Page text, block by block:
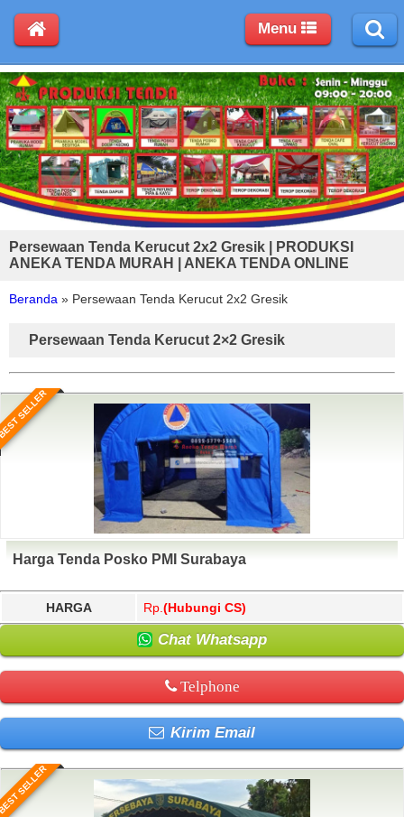
Persewaan Tenda Kerucut 2x2 Gresik | PRODUKSI
ANEKA TENDA MURAH | ANEKA TENDA ONLINE
Beranda » Persewaan Tenda Kerucut 2x2 Gresik
Persewaan Tenda Kerucut 2×2 Gresik
SELLER
Harga Tenda Posko PMI Surabaya
HARGA Rp. (Hubungi CS)
Chat Whatsapp
Telphone
Kirim Email
SELLER
Menu